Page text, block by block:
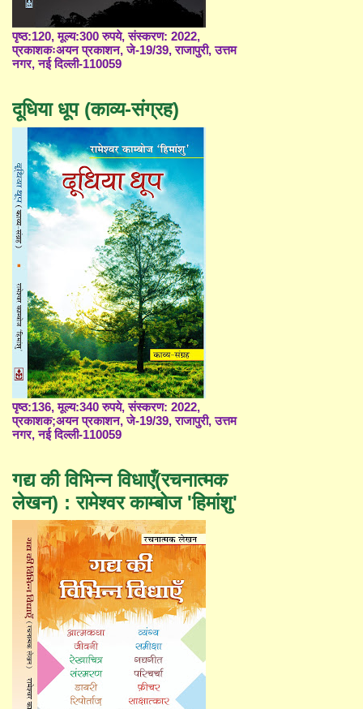
पृष्ठ:120, मूल्य:300 रुपये, संस्करण: 2022,
प्रकाशकःअयन प्रकाशन, जे-19/39, राजापुरी, उत्तम
नगर, नई दिल्ली-110059
दूधिया धूप (काव्य-संग्रह)
पृष्ठ:136, मूल्य:340 रुपये, संस्करण: 2022,
प्रकाशक;अयन प्रकाशन, जे-19/39, राजापुरी, उत्तम
नगर, नई दिल्ली-110059
गद्य की विभिन्न विधाएँ(रचनात्मक
लेखन) : रामेश्वर काम्बोज 'हिमांशु'